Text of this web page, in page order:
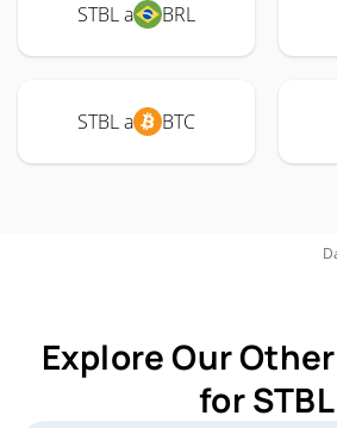
STBL a BRL
STBL a BTC
Explore Our
for STBL